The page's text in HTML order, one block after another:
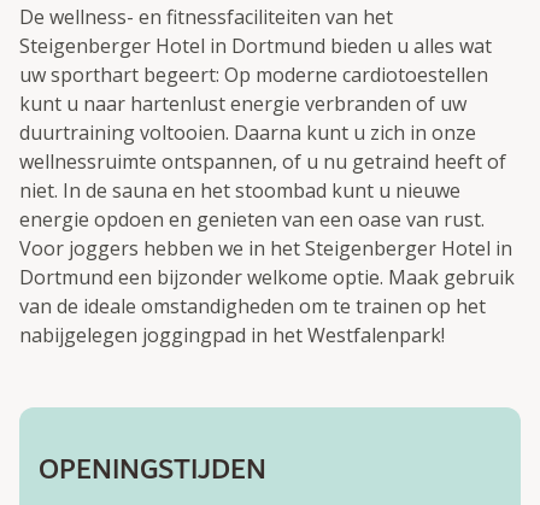
De wellness- en fitnessfaciliteiten van het
Steigenberger Hotel in Dortmund bieden u alles wat
uw sporthart begeert: Op moderne cardiotoestellen
kunt u naar hartenlust energie verbranden of uw
duurtraining voltooien. Daarna kunt u zich in onze
wellnessruimte ontspannen, of u nu getraind heeft of
niet. In de sauna en het stoombad kunt u nieuwe
energie opdoen en genieten van een oase van rust.
Voor joggers hebben we in het Steigenberger Hotel in
Dortmund een bijzonder welkome optie. Maak gebruik
van de ideale omstandigheden om te trainen op het
nabijgelegen joggingpad in het Westfalenpark!
OPENINGSTIJDEN